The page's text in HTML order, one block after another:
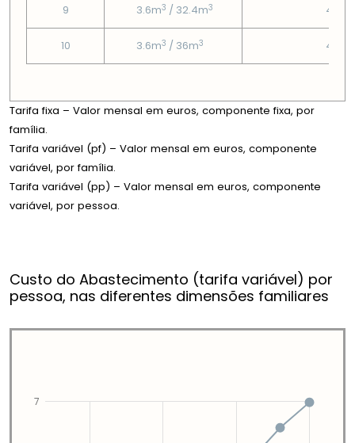
9 3.6m3 / 32.4m3 4.67€
10 3.6m3 / 36m3 4.67€
Tarifa fixa – Valor mensal em euros, componente fixa, por
família.
Tarifa variável (pf) – Valor mensal em euros, componente
variável, por família.
Tarifa variável (pp) – Valor mensal em euros, componente
variável, por pessoa.
Custo do Abastecimento (tarifa variável) por
pessoa, nas diferentes dimensões familiares
7